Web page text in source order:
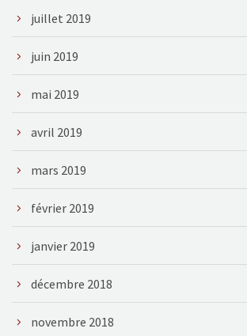
juillet 2019
juin 2019
mai 2019
avril 2019
mars 2019
février 2019
janvier 2019
décembre 2018
novembre 2018